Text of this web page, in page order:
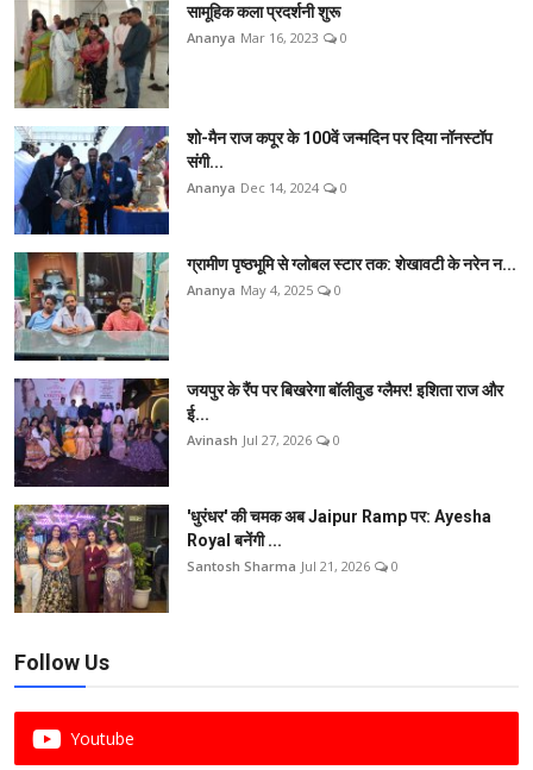
सामूहिक कला प्रदर्शनी शुरू
Ananya Mar 16, 2023 0
शो-मैन राज कपूर के 100वें जन्मदिन पर दिया नॉनस्टॉप
संगी...
Ananya Dec 14, 2024 0
ग्रामीण पृष्ठभूमि से ग्लोबल स्टार तक: शेखावटी के नरेन न...
Ananya May 4, 2025 0
जयपुर के रैंप पर बिखरेगा बॉलीवुड ग्लैमर! इशिता राज और
ई...
Avinash Jul 27, 2026 0
'धुरंधर' की चमक अब Jaipur Ramp पर: Ayesha
Royal बनेंगी ...
Santosh Sharma Jul 21, 2026 0
Follow Us
Youtube